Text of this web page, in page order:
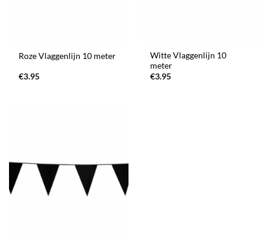
Roze Vlaggenlijn 10 meter
€3.95
Witte Vlaggenlijn 10
meter
€3.95